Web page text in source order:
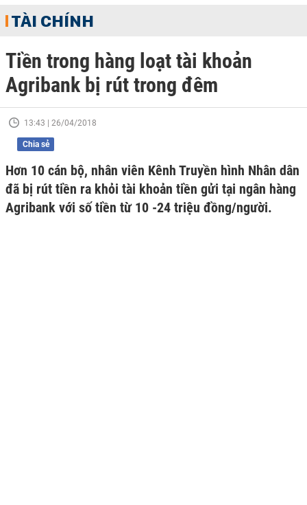
TÀI CHÍNH
Tiền trong hàng loạt tài khoản
Agribank bị rút trong đêm
13:43 | 26/04/2018
Chia sẻ
Hơn 10 cán bộ, nhân viên Kênh Truyền hình Nhân dân
đã bị rút tiền ra khỏi tài khoản tiền gửi tại ngân hàng
Agribank với số tiền từ 10 -24 triệu đồng/người.